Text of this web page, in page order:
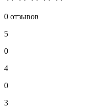
0 отзывов
5
0
4
0
3